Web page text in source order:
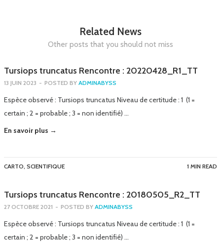
Related News
Other posts that you should not miss
Tursiops truncatus Rencontre : 20220428_R1_TT
13 JUIN 2023 - POSTED BY ADMINABYSS
Espèce observé : Tursiops truncatus Niveau de certitude : 1 (1 =
certain ; 2 = probable ; 3 = non identifié) …
En savoir plus →
CARTO, SCIENTIFIQUE 1 MIN READ
Tursiops truncatus Rencontre : 20180505_R2_TT
27 OCTOBRE 2021 - POSTED BY ADMINABYSS
Espèce observé : Tursiops truncatus Niveau de certitude : 1 (1 =
certain ; 2 = probable ; 3 = non identifié) …